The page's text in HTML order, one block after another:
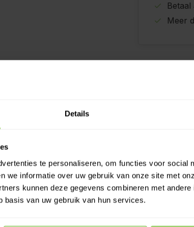
Details
te personaliseren, om functies voor social
we informatie over uw gebruik van onze site met
kunnen deze gegevens combineren met
basis van uw gebruik van hun services.
Meer
Deze voldoen
van 10 jaar. Tip!
een